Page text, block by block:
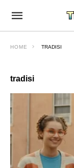
HOME TRADISI
tradisi